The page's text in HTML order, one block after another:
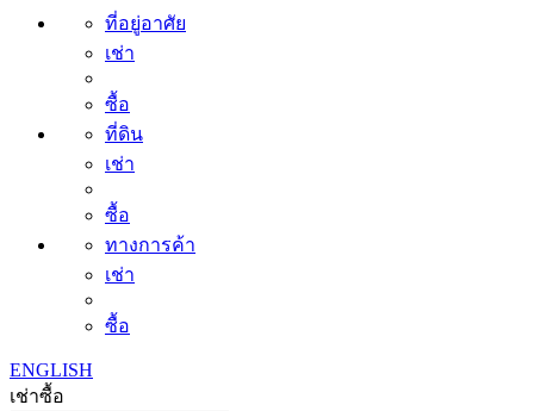
ที่อยู่อาศัย
เช่า
ซื้อ
ที่ดิน
เช่า
ซื้อ
ทางการค้า
เช่า
ซื้อ
ENGLISH
เช่าซื้อ